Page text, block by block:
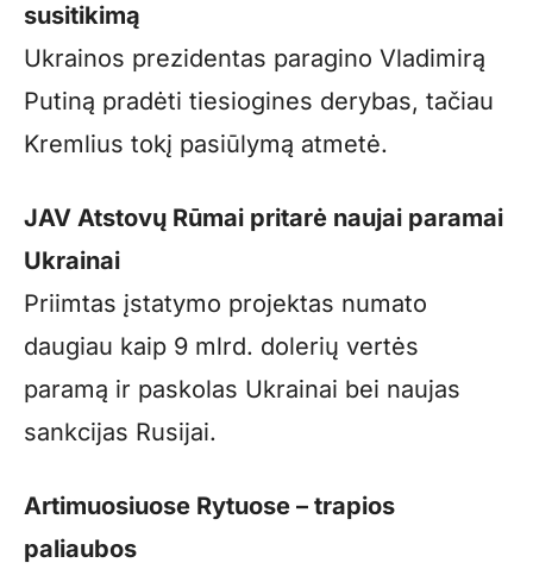
susitikimą
Ukrainos prezidentas paragino Vladimirą
Putiną pradėti tiesiogines derybas, tačiau
Kremlius tokį pasiūlymą atmetė.
JAV Atstovų Rūmai pritarė naujai paramai
Ukrainai
Priimtas įstatymo projektas numato
daugiau kaip 9 mlrd. dolerių vertės
paramą ir paskolas Ukrainai bei naujas
sankcijas Rusijai.
Artimuosiuose Rytuose – trapios
paliaubos